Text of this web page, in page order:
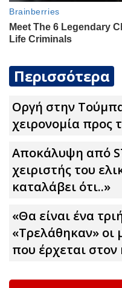
Περισσότερα
Οργή στην
χειρονομία προς
Αποκάλυψη από
χειριστής του
καταλάβει ότι..»
«Θα είναι ένα
«Τρελάθηκαν» οι
που έρχεται στον